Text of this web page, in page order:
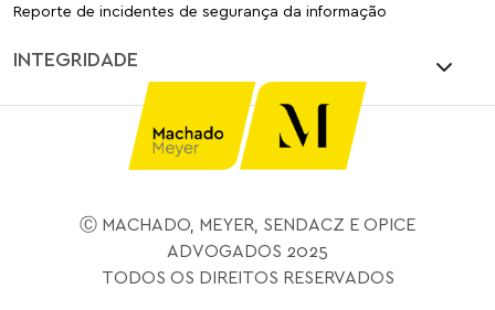
Reporte de incidentes de segurança da informação
INTEGRIDADE
Ⓒ MACHADO, MEYER, SENDACZ E OPICE
ADVOGADOS 2025
TODOS OS DIREITOS RESERVADOS